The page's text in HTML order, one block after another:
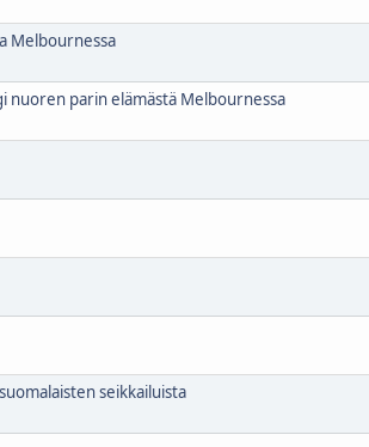
Melbournessa
nuoren parin elämästä Melbournessa
seikkailuista